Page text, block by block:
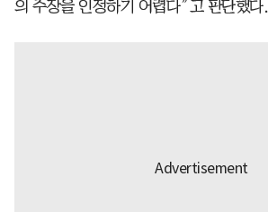
의 주장을 인정하기 어렵다”고 판단했다.